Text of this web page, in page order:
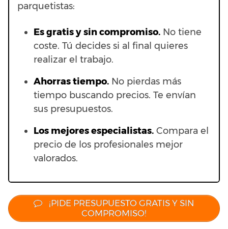
parquetistas:
Es gratis y sin compromiso. No tiene
coste. Tú decides si al final quieres
realizar el trabajo.
Ahorras tiempo. No pierdas más
tiempo buscando precios. Te envían
sus presupuestos.
Los mejores especialistas. Compara el
precio de los profesionales mejor
valorados.
¡PIDE PRESUPUESTO GRATIS Y SIN
COMPROMISO!